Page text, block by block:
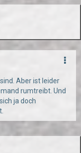
Aber ist leider
rumtreibt. Und
ja doch